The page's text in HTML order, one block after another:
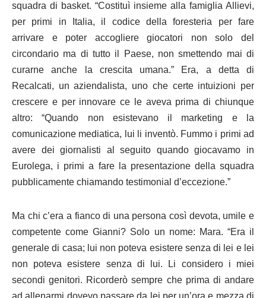
squadra di basket. “Costituì insieme alla famiglia Allievi,
per primi in Italia, il codice della foresteria per fare
arrivare e poter accogliere giocatori non solo del
circondario ma di tutto il Paese, non smettendo mai di
curarne anche la crescita umana.” Era, a detta di
Recalcati, un aziendalista, uno che certe intuizioni per
crescere e per innovare ce le aveva prima di chiunque
altro: “Quando non esistevano il marketing e la
comunicazione mediatica, lui li inventò. Fummo i primi ad
avere dei giornalisti al seguito quando giocavamo in
Eurolega, i primi a fare la presentazione della squadra
pubblicamente chiamando testimonial d’eccezione.”
Ma chi c’era a fianco di una persona così devota, umile e
competente come Gianni? Solo un nome: Mara. “Era il
generale di casa; lui non poteva esistere senza di lei e lei
non poteva esistere senza di lui. Li considero i miei
secondi genitori. Ricorderò sempre che prima di andare
ad allenarmi dovevo passare da lei per un’ora e mezza di